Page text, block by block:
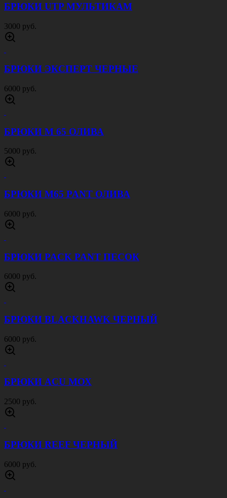
БРЮКИ UTP МУЛЬТИКАМ
3000 руб.
БРЮКИ ЭКСПЕРТ ЧЕРНЫЕ
6000 руб.
БРЮКИ М 65 ОЛИВА
5000 руб.
БРЮКИ M65 PANT ОЛИВА
6000 руб.
БРЮКИ PACK PANT ПЕСОК
6000 руб.
БРЮКИ BLACKHAWK ЧЕРНЫЙ
6000 руб.
БРЮКИ ACU МОХ
2500 руб.
БРЮКИ REEF ЧЕРНЫЙ
6000 руб.